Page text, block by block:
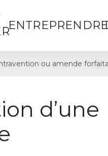
ENTREPRENDRE
ou amende
d’une